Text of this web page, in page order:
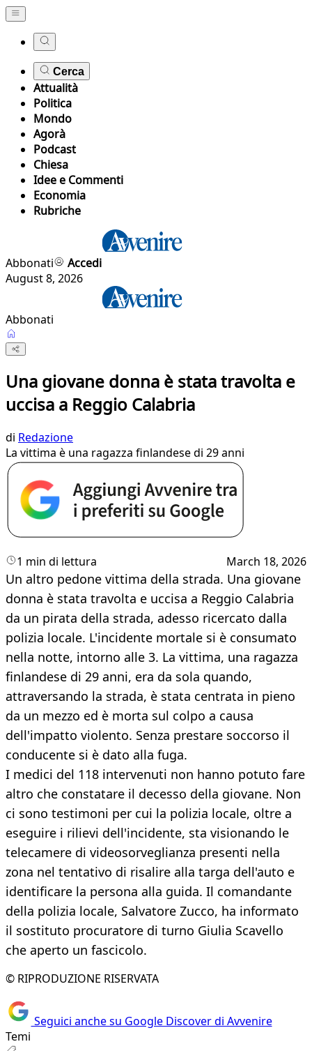
Cerca
Attualità
Politica
Mondo
Agorà
Podcast
Chiesa
Idee e Commenti
Economia
Rubriche
Abbonati
Accedi
August 8, 2026
Abbonati
Una giovane donna è stata travolta e
uccisa a Reggio Calabria
di Redazione
La vittima è una ragazza finlandese di 29 anni
1 min di lettura March 18, 2026
Un altro pedone vittima della strada. Una giovane
donna è stata travolta e uccisa a Reggio Calabria
da un pirata della strada, adesso ricercato dalla
polizia locale. L'incidente mortale si è consumato
nella notte, intorno alle 3. La vittima, una ragazza
finlandese di 29 anni, era da sola quando,
attraversando la strada, è stata centrata in pieno
da un mezzo ed è morta sul colpo a causa
dell'impatto violento. Senza prestare soccorso il
conducente si è dato alla fuga.
I medici del 118 intervenuti non hanno potuto fare
altro che constatare il decesso della giovane. Non
ci sono testimoni per cui la polizia locale, oltre a
eseguire i rilievi dell'incidente, sta visionando le
telecamere di videosorveglianza presenti nella
zona nel tentativo di risalire alla targa dell'auto e
identificare la persona alla guida. Il comandante
della polizia locale, Salvatore Zucco, ha informato
il sostituto procuratore di turno Giulia Scavello
che aperto un fascicolo.
© RIPRODUZIONE RISERVATA
Seguici anche su Google Discover di Avvenire
Temi